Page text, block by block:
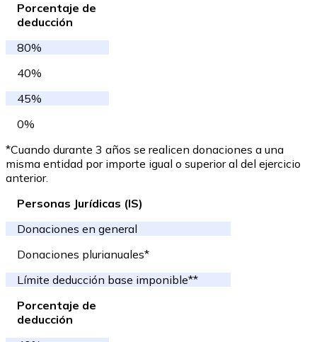
Porcentaje de
deducción
80%
40%
45%
0%
*Cuando durante 3 años se realicen donaciones a una
misma entidad por importe igual o superior al del ejercicio
anterior.
Personas Jurídicas (IS)
Donaciones en general
Donaciones plurianuales*
Límite deducción base imponible**
Porcentaje de
deducción